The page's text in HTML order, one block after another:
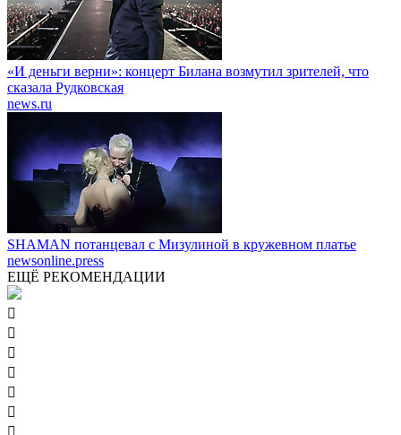
«И деньги верни»: концерт Билана возмутил зрителей, что
сказала Рудковская
news.ru
SHAMAN потанцевал с Мизулиной в кружевном платье
newsonline.press
ЕЩЁ РЕКОМЕНДАЦИИ






